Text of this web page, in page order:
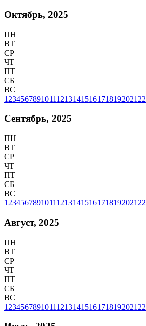
Октябрь, 2025
ПН
ВТ
СР
ЧТ
ПТ
СБ
ВС
1 23456789101112131415161718192021 22
Сентябрь, 2025
ПН
ВТ
СР
ЧТ
ПТ
СБ
ВС
1 23456789101112131415161718192021 22
Август, 2025
ПН
ВТ
СР
ЧТ
ПТ
СБ
ВС
1 23456789101112131415161718192021 22